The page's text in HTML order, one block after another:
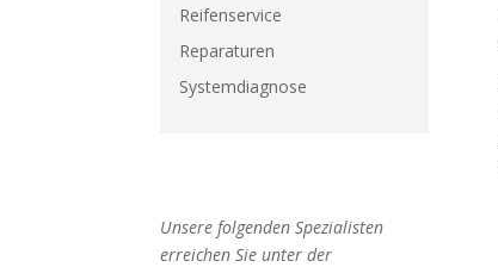
Reifenservice
Reparaturen
Systemdiagnose
Unsere folgenden Spezialisten
erreichen Sie unter der